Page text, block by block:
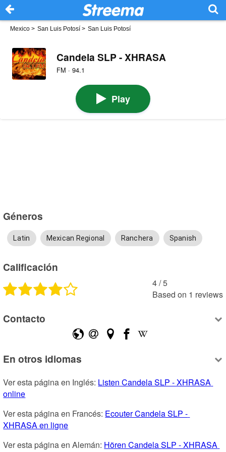
Mexico > San Luis Potosí > San Luis Potosí
Candela SLP - XHRASA
FM · 94.1
Play
Géneros
Latin Mexican Regional Ranchera Spanish
Calificación
4 /5
Based on 1 reviews
Contacto
En otros idiomas
Ver esta página en Inglés: Listen Candela SLP - XHRASA
online
Ver esta página en Francés: Ecouter Candela SLP -
XHRASA en ligne
Ver esta página en Alemán: Hören Candela SLP - XHRASA